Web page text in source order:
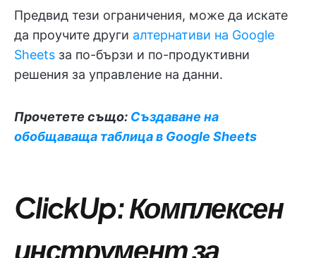
Предвид тези ограничения, може да искате
да проучите други алтернативи на Google
Sheets за по-бързи и по-продуктивни
решения за управление на данни.
Прочетете също: Създаване на
обобщаваща таблица в Google Sheets
ClickUp: Комплексен
инструмент за